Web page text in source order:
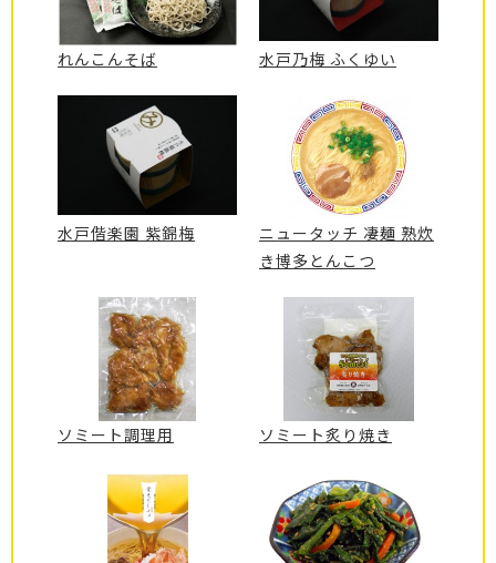
れんこんそば 水戸乃梅 ふくゆい
水戸偕楽園 紫錦梅
ニュータッチ 凄麺 熟炊
き博多とんこつ
ソミート調理用 ソミート炙り焼き